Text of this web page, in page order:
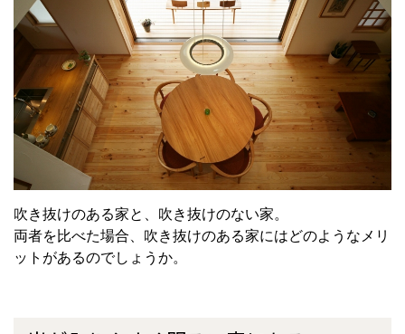
吹き抜けのある家と、吹き抜けのない家。
両者を比べた場合、吹き抜けのある家にはどのようなメリ
ットがあるのでしょうか。